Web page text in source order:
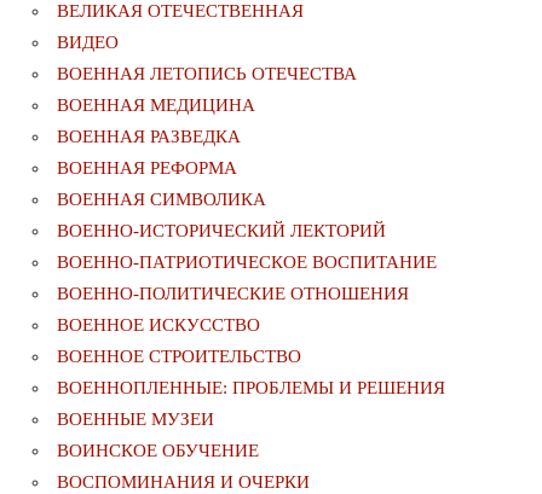
ВЕЛИКАЯ ОТЕЧЕСТВЕННАЯ
ВИДЕО
ВОЕННАЯ ЛЕТОПИСЬ ОТЕЧЕСТВА
ВОЕННАЯ МЕДИЦИНА
ВОЕННАЯ РАЗВЕДКА
ВОЕННАЯ РЕФОРМА
ВОЕННАЯ СИМВОЛИКА
ВОЕННО-ИСТОРИЧЕСКИЙ ЛЕКТОРИЙ
ВОЕННО-ПАТРИОТИЧЕСКОЕ ВОСПИТАНИЕ
ВОЕННО-ПОЛИТИЧЕСКИE ОТНОШЕНИЯ
ВОЕННОЕ ИСКУССТВО
ВОЕННОЕ СТРОИТЕЛЬСТВО
ВОЕННОПЛЕННЫЕ: ПРОБЛЕМЫ И РЕШЕНИЯ
ВОЕННЫЕ МУЗЕИ
ВОИНСКОЕ ОБУЧЕНИЕ
ВОСПОМИНАНИЯ И ОЧЕРКИ